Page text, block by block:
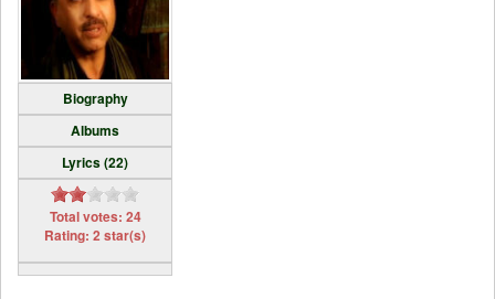
Biography
Albums
Lyrics (22)
Total votes: 24
Rating: 2 star(s)